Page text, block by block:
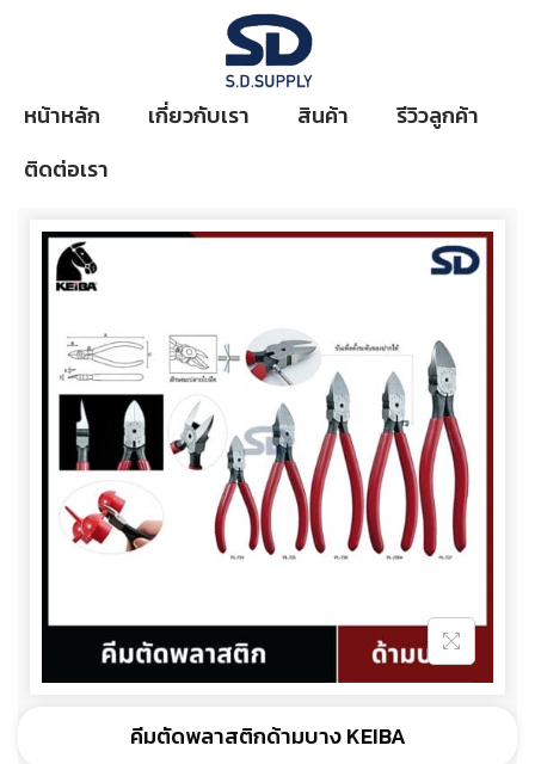
หน้าหลัก เกี่ยวกับเรา สินค้า
รีวิวลูกค้า
ติดต่อเรา
คีมตัดพลาสติกด้ามบาง KEIBA